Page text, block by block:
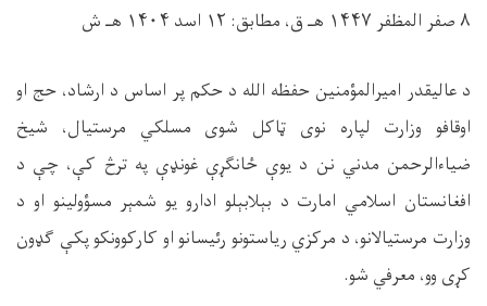
۸صفر المظفر ۱۴۴۷ هـ ق، مطابق: ۱۲ اسد ۱۴۰۴ هـ ش
د عاليقدر امیرالمؤمنین حفظه ‌الله د حکم پر اساس د ارشاد، حج او
اوقافو وزارت لپاره نوی ټاکل شوی مسلکي مرستیال، شیخ
ضیاءالرحمن مدني نن د یوې ځانګړې غونډې په ترڅ کې، چې د
افغانستان اسلامي امارت د بېلابېلو ادارو یو شمېر مسؤولینو او د
وزارت مرستیالانو، د مرکزي ریاستونو رئیسانو او کارکوونکو پکې ګډون
کړی وو، معرفي شو.